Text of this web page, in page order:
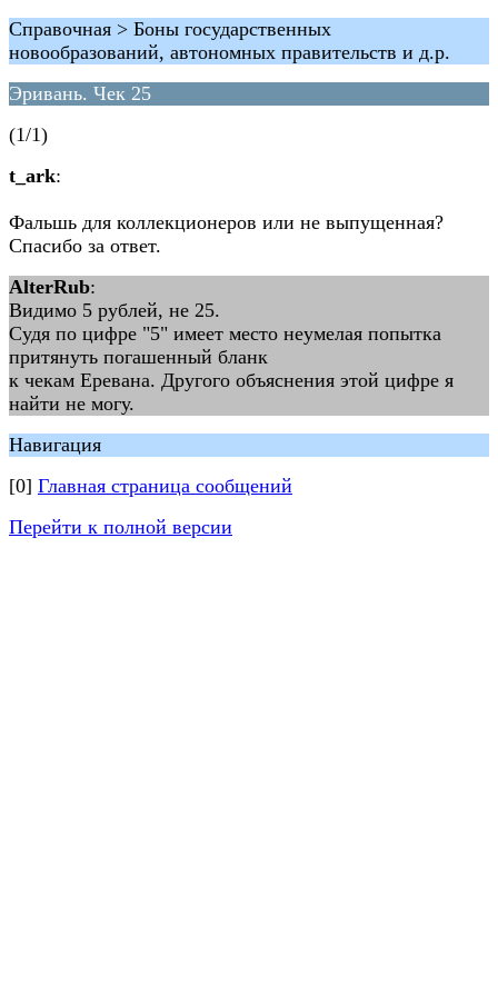
Справочная > Боны государственных
новообразований, автономных правительств и д.р.
Эривань. Чек 25
(1/1)
t_ark:
Фальшь для коллекционеров или не выпущенная?
Спасибо за ответ.
AlterRub:
Видимо 5 рублей, не 25.
Судя по цифре "5" имеет место неумелая попытка
притянуть погашенный бланк
к чекам Еревана. Другого объяснения этой цифре я
найти не могу.
Навигация
[0] Главная страница сообщений
Перейти к полной версии